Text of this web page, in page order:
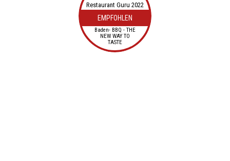
Restaurant Guru 2022
EMPFOHLEN
Baden- BBQ - THE
NEW WAY TO
TASTE